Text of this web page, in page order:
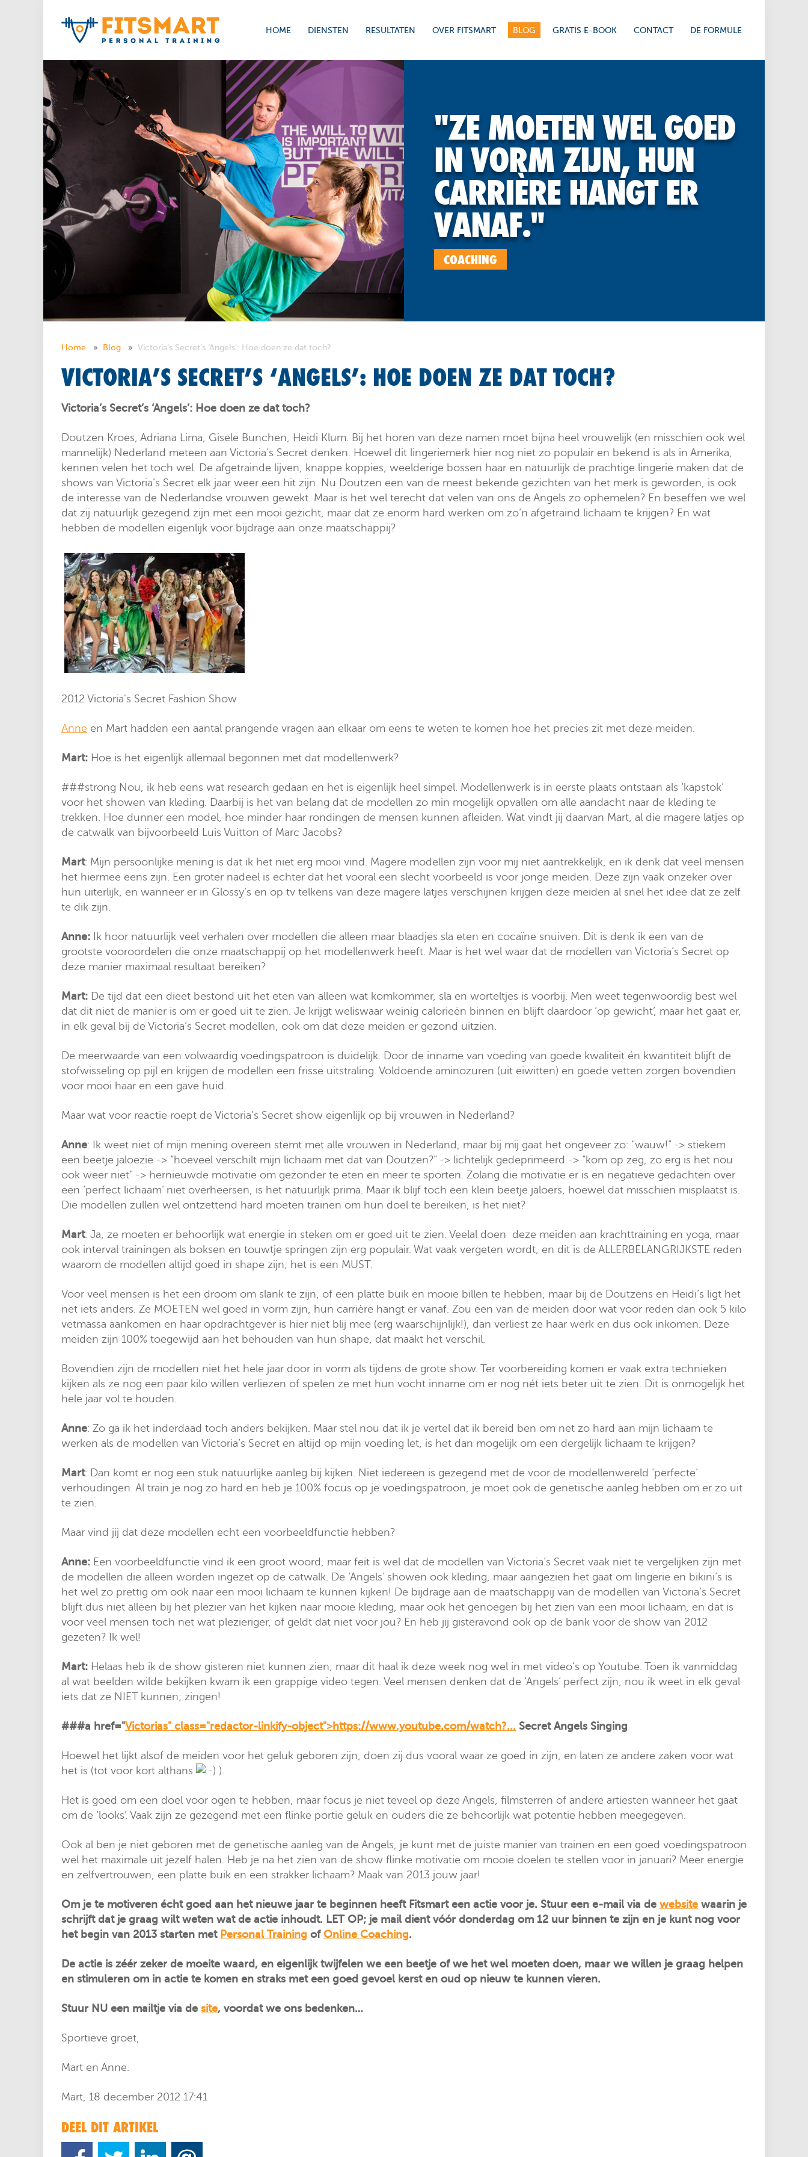
HOME DIENSTEN RESULTATEN OVER FITSMART BLOG GRATIS E-BOOK CONTACT DE FORMULE
"ZE MOETEN WEL GOED
IN VORM ZIJN, HUN
CARRIÈRE HANGT ER
VANAF."
COACHING
Home Blog Victoria’s Secret’s ‘Angels’: Hoe doen ze dat toch?
VICTORIA’S SECRET’S ‘ANGELS’: HOE DOEN ZE DAT TOCH?
Victoria’s Secret’s ‘Angels’: Hoe doen ze dat toch?
Doutzen Kroes, Adriana Lima, Gisele Bunchen, Heidi Klum. Bij het horen van deze namen moet bijna heel vrouwelijk (en misschien ook wel
mannelijk) Nederland meteen aan Victoria’s Secret denken. Hoewel dit lingeriemerk hier nog niet zo populair en bekend is als in Amerika,
kennen velen het toch wel. De afgetrainde lijven, knappe koppies, weelderige bossen haar en natuurlijk de prachtige lingerie maken dat de
shows van Victoria’s Secret elk jaar weer een hit zijn. Nu Doutzen een van de meest bekende gezichten van het merk is geworden, is ook
de interesse van de Nederlandse vrouwen gewekt. Maar is het wel terecht dat velen van ons de Angels zo ophemelen? En beseffen we wel
dat zij natuurlijk gezegend zijn met een mooi gezicht, maar dat ze enorm hard werken om zo’n afgetraind lichaam te krijgen? En wat
hebben de modellen eigenlijk voor bijdrage aan onze maatschappij?
2012 Victoria's Secret Fashion Show
Anne en Mart hadden een aantal prangende vragen aan elkaar om eens te weten te komen hoe het precies zit met deze meiden.
Mart: Hoe is het eigenlijk allemaal begonnen met dat modellenwerk?
###strong Nou, ik heb eens wat research gedaan en het is eigenlijk heel simpel. Modellenwerk is in eerste plaats ontstaan als ‘kapstok’
voor het showen van kleding. Daarbij is het van belang dat de modellen zo min mogelijk opvallen om alle aandacht naar de kleding te
trekken. Hoe dunner een model, hoe minder haar rondingen de mensen kunnen afleiden. Wat vindt jij daarvan Mart, al die magere latjes op
de catwalk van bijvoorbeeld Luis Vuitton of Marc Jacobs?
Mart: Mijn persoonlijke mening is dat ik het niet erg mooi vind. Magere modellen zijn voor mij niet aantrekkelijk, en ik denk dat veel mensen
het hiermee eens zijn. Een groter nadeel is echter dat het vooral een slecht voorbeeld is voor jonge meiden. Deze zijn vaak onzeker over
hun uiterlijk, en wanneer er in Glossy’s en op tv telkens van deze magere latjes verschijnen krijgen deze meiden al snel het idee dat ze zelf
te dik zijn.
Anne: Ik hoor natuurlijk veel verhalen over modellen die alleen maar blaadjes sla eten en cocaïne snuiven. Dit is denk ik een van de
grootste vooroordelen die onze maatschappij op het modellenwerk heeft. Maar is het wel waar dat de modellen van Victoria’s Secret op
deze manier maximaal resultaat bereiken?
Mart: De tijd dat een dieet bestond uit het eten van alleen wat komkommer, sla en worteltjes is voorbij. Men weet tegenwoordig best wel
dat dit niet de manier is om er goed uit te zien. Je krijgt weliswaar weinig calorieën binnen en blijft daardoor ‘op gewicht’, maar het gaat er,
in elk geval bij de Victoria’s Secret modellen, ook om dat deze meiden er gezond uitzien.
De meerwaarde van een volwaardig voedingspatroon is duidelijk. Door de inname van voeding van goede kwaliteit én kwantiteit blijft de
stofwisseling op pijl en krijgen de modellen een frisse uitstraling. Voldoende aminozuren (uit eiwitten) en goede vetten zorgen bovendien
voor mooi haar en een gave huid.
Maar wat voor reactie roept de Victoria’s Secret show eigenlijk op bij vrouwen in Nederland?
Anne: Ik weet niet of mijn mening overeen stemt met alle vrouwen in Nederland, maar bij mij gaat het ongeveer zo: “wauw!” -> stiekem
een beetje jaloezie -> “hoeveel verschilt mijn lichaam met dat van Doutzen?” -> lichtelijk gedeprimeerd -> “kom op zeg, zo erg is het nou
ook weer niet” -> hernieuwde motivatie om gezonder te eten en meer te sporten. Zolang die motivatie er is en negatieve gedachten over
een ‘perfect lichaam’ niet overheersen, is het natuurlijk prima. Maar ik blijf toch een klein beetje jaloers, hoewel dat misschien misplaatst is.
Die modellen zullen wel ontzettend hard moeten trainen om hun doel te bereiken, is het niet?
Mart: Ja, ze moeten er behoorlijk wat energie in steken om er goed uit te zien. Veelal doen deze meiden aan krachttraining en yoga, maar
ook interval trainingen als boksen en touwtje springen zijn erg populair. Wat vaak vergeten wordt, en dit is de ALLERBELANGRIJKSTE reden
waarom de modellen altijd goed in shape zijn; het is een MUST.
Voor veel mensen is het een droom om slank te zijn, of een platte buik en mooie billen te hebben, maar bij de Doutzens en Heidi’s ligt het
net iets anders. Ze MOETEN wel goed in vorm zijn, hun carrière hangt er vanaf. Zou een van de meiden door wat voor reden dan ook 5 kilo
vetmassa aankomen en haar opdrachtgever is hier niet blij mee (erg waarschijnlijk!), dan verliest ze haar werk en dus ook inkomen. Deze
meiden zijn 100% toegewijd aan het behouden van hun shape, dat maakt het verschil.
Bovendien zijn de modellen niet het hele jaar door in vorm als tijdens de grote show. Ter voorbereiding komen er vaak extra technieken
kijken als ze nog een paar kilo willen verliezen of spelen ze met hun vocht inname om er nog nét iets beter uit te zien. Dit is onmogelijk het
hele jaar vol te houden.
Anne: Zo ga ik het inderdaad toch anders bekijken. Maar stel nou dat ik je vertel dat ik bereid ben om net zo hard aan mijn lichaam te
werken als de modellen van Victoria’s Secret en altijd op mijn voeding let, is het dan mogelijk om een dergelijk lichaam te krijgen?
Mart: Dan komt er nog een stuk natuurlijke aanleg bij kijken. Niet iedereen is gezegend met de voor de modellenwereld ‘perfecte’
verhoudingen. Al train je nog zo hard en heb je 100% focus op je voedingspatroon, je moet ook de genetische aanleg hebben om er zo uit
te zien.
Maar vind jij dat deze modellen echt een voorbeeldfunctie hebben?
Anne: Een voorbeeldfunctie vind ik een groot woord, maar feit is wel dat de modellen van Victoria’s Secret vaak niet te vergelijken zijn met
de modellen die alleen worden ingezet op de catwalk. De ‘Angels’ showen ook kleding, maar aangezien het gaat om lingerie en bikini’s is
het wel zo prettig om ook naar een mooi lichaam te kunnen kijken! De bijdrage aan de maatschappij van de modellen van Victoria’s Secret
blijft dus niet alleen bij het plezier van het kijken naar mooie kleding, maar ook het genoegen bij het zien van een mooi lichaam, en dat is
voor veel mensen toch net wat plezieriger, of geldt dat niet voor jou? En heb jij gisteravond ook op de bank voor de show van 2012
gezeten? Ik wel!
Mart: Helaas heb ik de show gisteren niet kunnen zien, maar dit haal ik deze week nog wel in met video’s op Youtube. Toen ik vanmiddag
al wat beelden wilde bekijken kwam ik een grappige video tegen. Veel mensen denken dat de ‘Angels’ perfect zijn, nou ik weet in elk geval
iets dat ze NIET kunnen; zingen!
###a href="Victorias" class="redactor-linkify-object">https://www.youtube.com/watch?... Secret Angels Singing
Hoewel het lijkt alsof de meiden voor het geluk geboren zijn, doen zij dus vooral waar ze goed in zijn, en laten ze andere zaken voor wat
het is (tot voor kort althans
).
Het is goed om een doel voor ogen te hebben, maar focus je niet teveel op deze Angels, filmsterren of andere artiesten wanneer het gaat
om de ‘looks’. Vaak zijn ze gezegend met een flinke portie geluk en ouders die ze behoorlijk wat potentie hebben meegegeven.
Ook al ben je niet geboren met de genetische aanleg van de Angels, je kunt met de juiste manier van trainen en een goed voedingspatroon
wel het maximale uit jezelf halen. Heb je na het zien van de show flinke motivatie om mooie doelen te stellen voor in januari? Meer energie
en zelfvertrouwen, een platte buik en een strakker lichaam? Maak van 2013 jouw jaar!
Om je te motiveren écht goed aan het nieuwe jaar te beginnen heeft Fitsmart een actie voor je. Stuur een e-mail via de website waarin je
schrijft dat je graag wilt weten wat de actie inhoudt. LET OP; je mail dient vóór donderdag om 12 uur binnen te zijn en je kunt nog voor
het begin van 2013 starten met Personal Training of Online Coaching.
De actie is zéér zeker de moeite waard, en eigenlijk twijfelen we een beetje of we het wel moeten doen, maar we willen je graag helpen
en stimuleren om in actie te komen en straks met een goed gevoel kerst en oud op nieuw te kunnen vieren.
Stuur NU een mailtje via de site, voordat we ons bedenken…
Sportieve groet,
Mart en Anne.
Mart, 18 december 2012 17:41
DEEL DIT ARTIKEL